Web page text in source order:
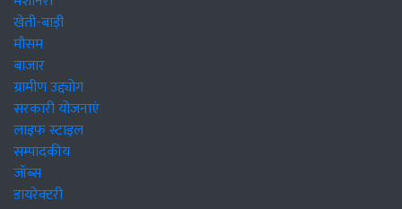
खेती-बाड़ी
मौसम
बाजार
ग्रामीण उद्द्योग
सरकारी योजनाएं
लाइफ स्टाइल
सम्पादकीय
जॉब्स
डायरेक्टरी